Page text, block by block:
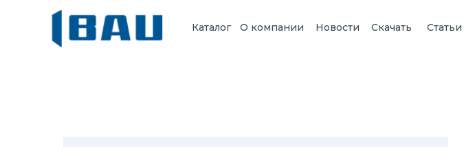
Каталог О компании Новости Статьи
Скачать